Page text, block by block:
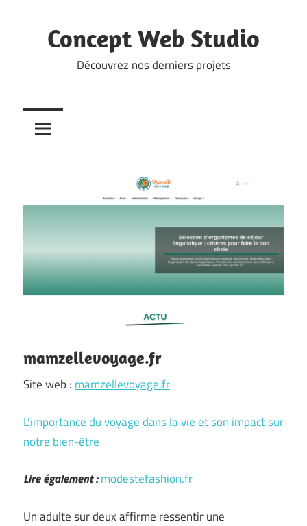
contentConcept Web Studio
Découvrez nos derniers projets
mamzellevoyage.fr
Site web : mamzellevoyage.fr
L’importance du voyage dans la vie et son impact sur
notre bien-être
Lire également :modestefashion.fr
Un adulte sur deux affirme ressentir une